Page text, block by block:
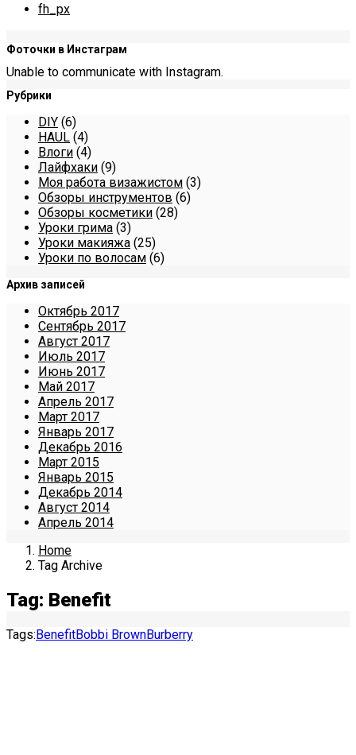
fh_px
Фоточки в Инстаграм
Unable to communicate with Instagram.
Рубрики
DIY (6)
HAUL (4)
Влоги (4)
Лайфхаки (9)
Моя работа визажистом (3)
Обзоры инструментов (6)
Обзоры косметики (28)
Уроки грима (3)
Уроки макияжа (25)
Уроки по волосам (6)
Архив записей
Октябрь 2017
Сентябрь 2017
Август 2017
Июль 2017
Июнь 2017
Май 2017
Апрель 2017
Март 2017
Январь 2017
Декабрь 2016
Март 2015
Январь 2015
Декабрь 2014
Август 2014
Апрель 2014
Home
Tag Archive
Tag: Benefit
Tags:BenefitBobbi BrownBurberry